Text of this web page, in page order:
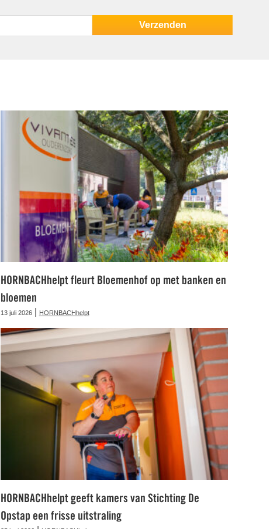
HORNBACHhelpt fleurt Bloemenhof op met banken en
bloemen
13 juli 2026| HORNBACHhelpt
HORNBACHhelpt geeft kamers van Stichting De
Opstap een frisse uitstraling